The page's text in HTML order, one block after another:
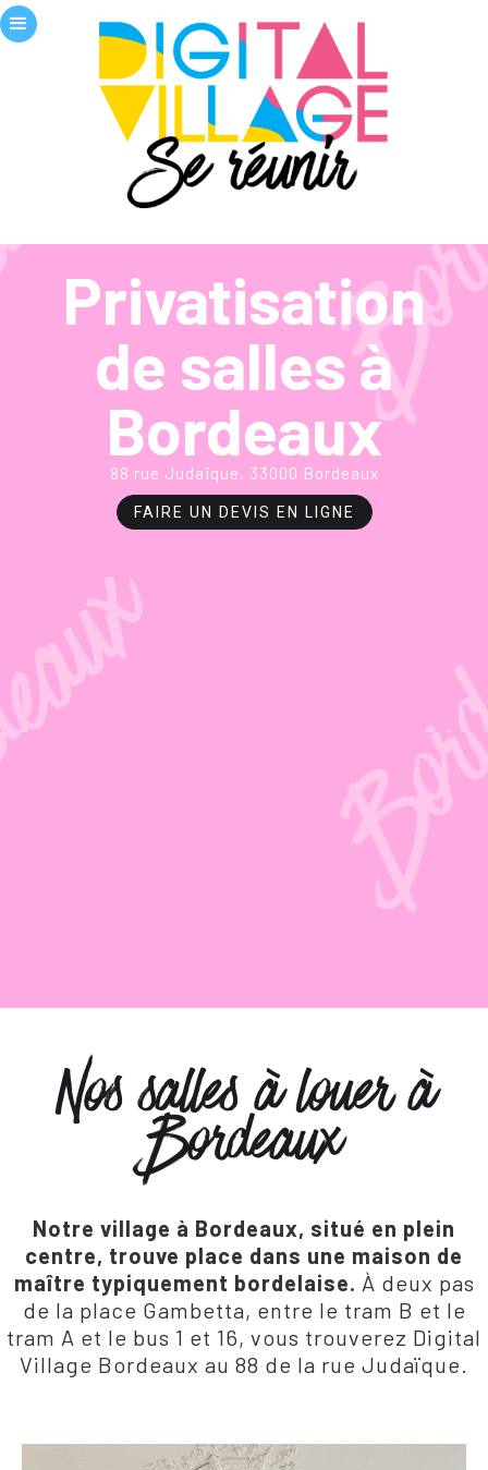
Privatisation
de salles à
Bordeaux
88 rue Judaïque, 33000 Bordeaux
FAIRE UN DEVIS EN LIGNE
Nos salles à louer à
Bordeaux
Notre village à Bordeaux, situé en plein
centre, trouve place dans une maison de
maître typiquement bordelaise. À deux pas
de la place Gambetta, entre le tram B et le
tram A et le bus 1 et 16, vous trouverez Digital
Village Bordeaux au 88 de la rue Judaïque.